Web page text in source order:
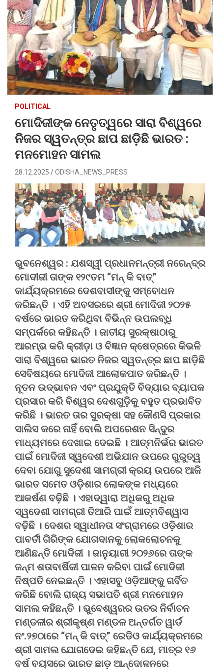
POLITICAL
ମୋଦିଜୀଙ୍କ ନେତୃତ୍ୱରେ ସାରା ବିଶ୍ୱରେ
ନିଜର ସ୍ୱତନ୍ତ୍ର ଛାପ ଛାଡ଼ିଛି ଭାରତ :
ମନମୋହନ ସାମଲ
28.12.2025 ODISHA_NEWS_PRESS
ଭୁବନେଶ୍ୱର : ଯଶସ୍ୱୀ ପ୍ରଧାନମନ୍ତ୍ରୀ ନରେନ୍ଦ୍ର
ମୋଦୀଜୀ ତାଙ୍କ ୧୨୯ତମ “ମନ୍ କି ବାତ୍‌”
କାର୍ଯ୍ୟକ୍ରମରେ ଦେଶବାସୀଙ୍କୁ ସମ୍ବୋଧନ
କରିଛନ୍ତି । ଏହି ଅବସରରେ ଶ୍ରୀ ମୋଦିଜୀ ୨୦୨୫
ବର୍ଷରେ ଭାରତ କରିଥିବା ବିଭିନ୍ନ ଉପଲବ୍ଧି
ସମ୍ପର୍କରେ କହିଛନ୍ତି । ଜାତୀୟ ସୁରକ୍ଷାଠାରୁ
ଆରମ୍ଭ କରି କ୍ରୀଡ଼ା ଓ ବିଜ୍ଞାନ କ୍ଷେତ୍ରରେ କିଭଳି
ସାରା ବିଶ୍ୱରେ ଭାରତ ନିଜର ସ୍ୱତନ୍ତ୍ର ଛାପ ଛାଡ଼ିଛି
ସେବିଷୟରେ ମୋଦିଜୀ ଆଲୋକପାତ କରିଛନ୍ତି ।
ନୂତନ ଉଦ୍ଭାବନ ଏବଂ ପ୍ରଯୁକ୍ତି ବିଦ୍ୟାର ବ୍ୟାପକ
ପ୍ରସାର କରି ବିଶ୍ୱର ଦେଶଗୁଡ଼ିକୁ ବହୁତ ପ୍ରଭାବିତ
କରିଛି । ଭାରତ ତାର ସୁରକ୍ଷା ସହ କୌଣସି ପ୍ରକାର
ସାଲିସ କରେ ନାହିଁ ବୋଲି ଅପରେଶନ ସିନ୍ଦୁର
ମାଧ୍ୟମରେ ଦେଖାଇ ଦେଇଛି । ଆତ୍ମନିର୍ଭର ଭାରତ
ପାଇଁ ମୋଦିଜୀ ସ୍ୱଦେଶୀ ଅଭିଯାନ ଉପରେ ଗୁରୁତ୍ୱ
ଦେବା ଯୋଗୁ ସୁଦେଶୀ ସାମଗ୍ରୀ କ୍ରୟ ଉପରେ ଆଜି
ଭାରତ ସମେତ ଓଡ଼ିଶାର ଲୋକଙ୍କ ମଧ୍ୟରେ
ଆକର୍ଷଣ ବଢ଼ିଛି । ଏହାଦ୍ୱାରା ଅଧିକରୁ ଅଧିକ
ସ୍ୱଦେଶୀ ସାମଗ୍ରୀ ତିଆରି ପାଇଁ ଆତ୍ମବିଶ୍ୱାସ
ବଢ଼ିଛି । ଦେଶର ସ୍ୱାଧୀନତା ସଂଗ୍ରାମରେ ଓଡ଼ିଶାର
ପାବର୍ତୀ ଗିରିଙ୍କ ଯୋଗଦାନକୁ ଲୋକଲୋଚନକୁ
ଆଣିଛନ୍ତି ମୋଦିଜୀ । ଜାନୁୟାରୀ ୨୦୨୬ରେ ତାଙ୍କ
ଜନ୍ମ ଶତାବାର୍ଷିକୀ ପାଳନ କରିବା ପାଇଁ ମୋଦିଜୀ
ନିଷ୍ପତି ନେଇଛନ୍ତି । ଏହାସବୁ ଓଡ଼ିଆଙ୍କୁ ଗର୍ବିତ
କରିଛି ବୋଲି ରାଜ୍ୟ ସଭାପତି ଶ୍ରୀ ମନମୋହନ
ସାମଲ କହିଛନ୍ତି । ଭୁବେଶ୍ୱରର ଉତର ନିର୍ବାଚନ
ମଣ୍ଡଳୀର ଶ୍ରୀକୃଷ୍ଣ ମଣ୍ଡଳ ଅନ୍ତର୍ଗତ ୱାର୍ଡ
ନଂ.୨୭ଠାରେ “ମନ୍ କି ବାତ୍‌” ରେଡିଓ କାର୍ଯ୍ୟକ୍ରମରେ
ଶ୍ରୀ ସାମଲ ଯୋଗଦେଇ କହିଛନ୍ତି ଯେ, ମାତ୍ର ୧୬
ବର୍ଷ ବୟସରେ ଭାରତ ଛାଡ଼ ଆନ୍ଦୋଳନରେ